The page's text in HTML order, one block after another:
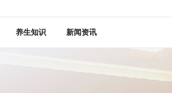
养生知识 新闻资讯